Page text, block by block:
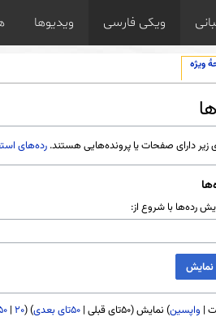
ویکی فارسی ویدیوها
ناوبری،جستجو
زیر دارای صفحات یا پرونده‌هایی هستند. رده‌های
رده‌ها با شروع از:
نمایش
| واپسین) نمایش (۵۰تای قبلی | ۵۰تای بعدی ) (۲۰|
ویژه